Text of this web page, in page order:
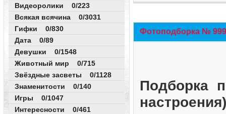
Видеоролики 0/223
Всякая всячина 0/3031
Гифки 0/830
Дата 0/89
Девушки 0/1548
Животный мир 0/715
Звёздные засветы 0/1128
Знаменитости 0/140
Игры 0/1047
Интересности 0/461
Фотоподборка №
Подборка